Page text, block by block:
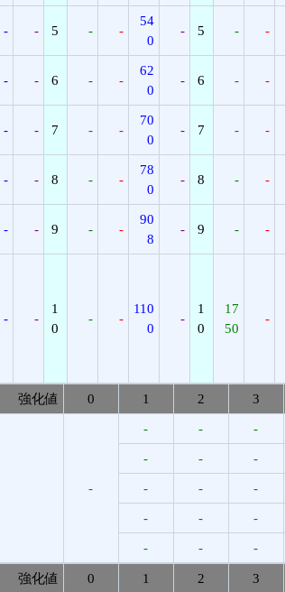
- - 5 - -
54
0
- 5 - -
- - 6 - -
62
0
- 6 - -
- - 7 - -
70
0
- 7 - -
- - 8 - -
78
0
- 8 - -
- - 9 - -
90
8
- 9 - -
- -
1
0
- -
110
0
-
1
0
17
50
-
強化値 0 1 2 3
-
- - -
- - -
- - -
- - -
- - -
強化値 0 1 2 3